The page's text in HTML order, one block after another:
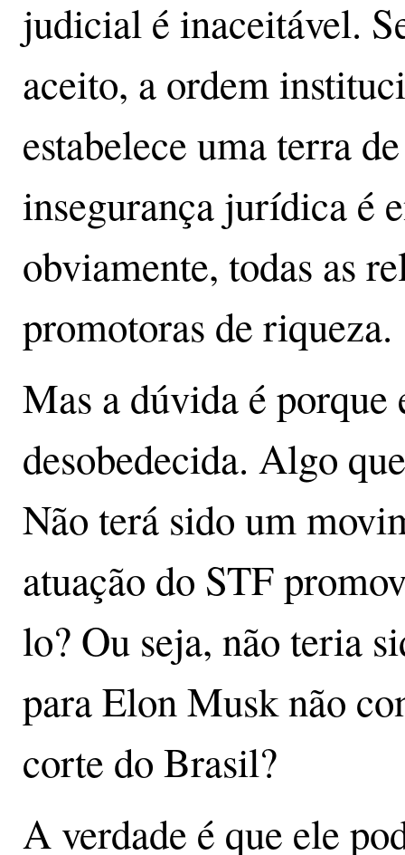
judicial é inaceitável.
aceito, a ordem
estabelece uma terra
insegurança jurídica é
obviamente, todas as
promotoras de riqueza.
Mas a dúvida é porque
desobedecida. Algo
Não terá sido um
atuação do STF
lo? Ou seja, não teria
para Elon Musk não
corte do Brasil?
A verdade é que ele